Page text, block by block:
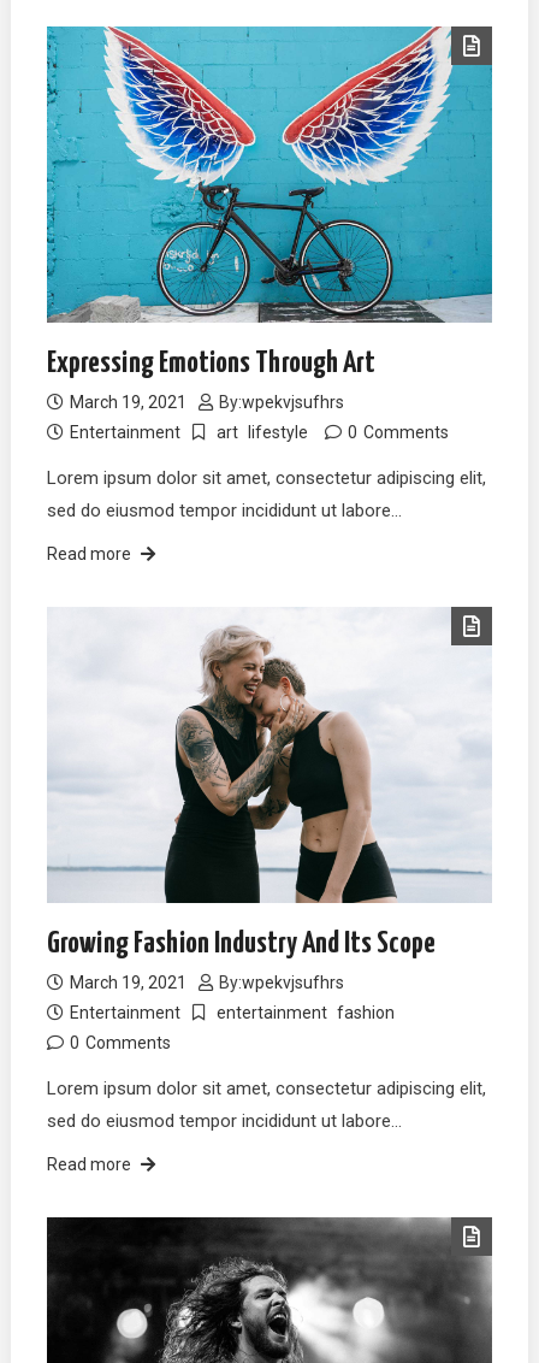
Expressing Emotions Through Art
March 19, 2021 By:wpekvjsufhrs
Entertainment
art lifestyle 0 Comments
Lorem ipsum dolor sit amet, consectetur adipiscing elit,
sed do eiusmod tempor incididunt ut labore…
Read more
Growing Fashion Industry And Its Scope
March 19, 2021 By:wpekvjsufhrs
Entertainment
entertainment fashion
0 Comments
Lorem ipsum dolor sit amet, consectetur adipiscing elit,
sed do eiusmod tempor incididunt ut labore…
Read more